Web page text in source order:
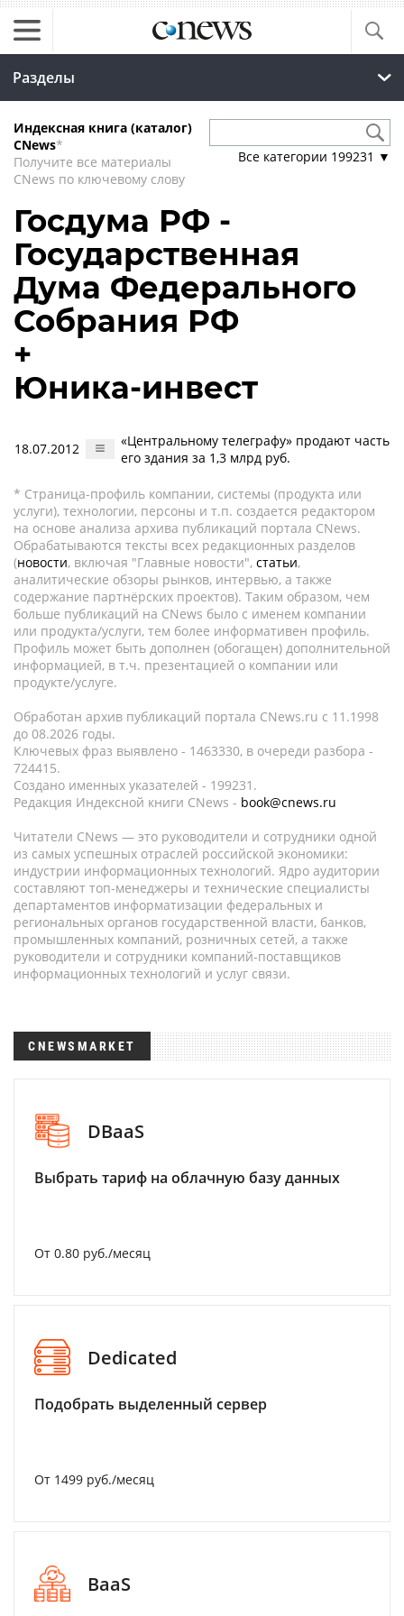
Разделы
Индексная книга (каталог)
CNews*
Получите все материалы
CNews по ключевому слову
Все категории 199231 ▼
Госдума РФ -
Государственная
Дума Федерального
Собрания РФ
+
Юника-инвест
18.07.2012
«Центральному телеграфу» продают часть
его здания за 1,3 млрд руб.
* Страница-профиль компании, системы (продукта или
услуги), технологии, персоны и т.п. создается редактором
на основе анализа архива публикаций портала CNews.
Обрабатываются тексты всех редакционных разделов
(новости, включая "Главные новости", статьи,
аналитические обзоры рынков, интервью, а также
содержание партнёрских проектов). Таким образом, чем
больше публикаций на CNews было с именем компании
или продукта/услуги, тем более информативен профиль.
Профиль может быть дополнен (обогащен) дополнительной
информацией, в т.ч. презентацией о компании или
продукте/услуге.
Обработан архив публикаций портала CNews.ru c 11.1998
до 08.2026 годы.
Ключевых фраз выявлено - 1463330, в очереди разбора -
724415.
Создано именных указателей - 199231.
Редакция Индексной книги CNews - book@cnews.ru
Читатели CNews — это руководители и сотрудники одной
из самых успешных отраслей российской экономики:
индустрии информационных технологий. Ядро аудитории
составляют топ-менеджеры и технические специалисты
департаментов информатизации федеральных и
региональных органов государственной власти, банков,
промышленных компаний, розничных сетей, а также
руководители и сотрудники компаний-поставщиков
информационных технологий и услуг связи.
CNEWSMARKET
DBaaS
Выбрать тариф на облачную базу данных
От 0.80 руб./месяц
Dedicated
Подобрать выделенный сервер
От 1499 руб./месяц
BaaS